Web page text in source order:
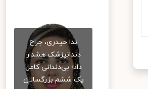
ندا حیدری، جراح
دندانپزشک هشدار
داد؛ بی‌دندانی کامل
یک ششم بزرگسالان